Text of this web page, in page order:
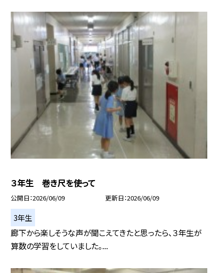
３年生 巻き尺を使って
公開日 2026/06/09 更新日 2026/06/09
3年生
廊下から楽しそうな声が聞こえてきたと思ったら、３年生が
算数の学習をしていました。...